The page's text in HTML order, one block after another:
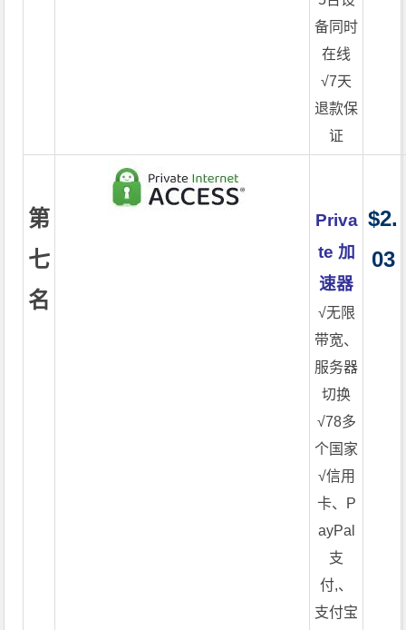
备同时
在线
√7天
退款保
证
第
七
名
Priva
te 加
速器
√无限
带宽、
服务器
切换
√78多
个国家
√信用
卡、P
ayPal
支
付,、
支付宝
$2.
03